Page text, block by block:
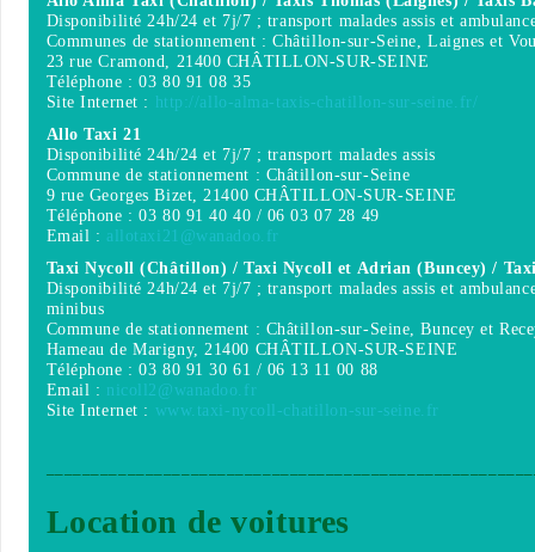
Disponibilité 24h/24 et 7j/7 ; transport malades assis et
Communes de stationnement : Châtillon-sur-Seine, Laignes et
23 rue Cramond, 21400 CHÂTILLON-SUR-SEINE
Téléphone : 03 80 91 08 35
Site Internet :
http://allo-alma-taxis-chatillon-sur-seine.fr/
Allo Taxi 21
Disponibilité 24h/24 et 7j/7 ; transport malades assis
Commune de stationnement : Châtillon-sur-Seine
9 rue Georges Bizet, 21400 CHÂTILLON-SUR-SEINE
Téléphone : 03 80 91 40 40 / 06 03 07 28 49
Email : allotaxi21@wanadoo.fr
Taxi Nycoll (Châtillon) / Taxi Nycoll et Adrian (Buncey) /
Disponibilité 24h/24 et 7j/7 ; transport malades assis et
minibus
Commune de stationnement : Châtillon-sur-Seine, Buncey et
Hameau de Marigny, 21400 CHÂTILLON-SUR-SEINE
Téléphone : 03 80 91 30 61 / 06 13 11 00 88
Email : nicoll2@wanadoo.fr
Site Internet : www.taxi-nycoll-chatillon-sur-seine.fr
Location de voitures